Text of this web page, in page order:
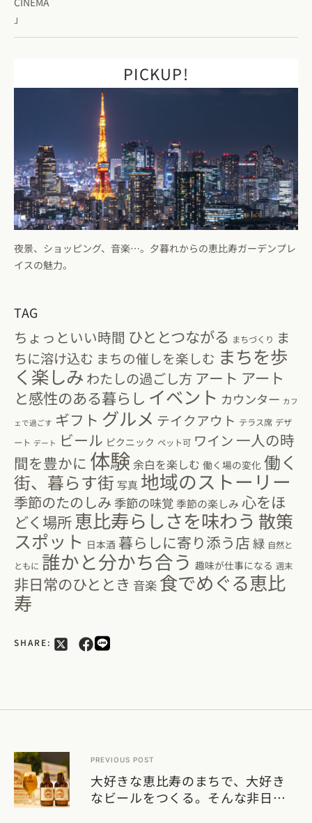
PICKUP!
夜景、ショッピング、音楽…。夕暮れからの恵比寿ガーデンプレ
イスの魅力。
TAG
ちょっといい時間 ひととつながる まちづくり ま
ちに溶け込む まちの催しを楽しむ まちを歩
く楽しみ わたしの過ごし方 アート アート
と感性のある暮らし イベント カウンター カフ
ェで過ごす ギフト グルメ テイクアウト テラス席 デザ
ート デート ビール ピクニック ペット可 ワイン 一人の時
間を豊かに 体験 余白を楽しむ 働く場の変化 働く
街、暮らす街 写真 地域のストーリー
季節のたのしみ 季節の味覚季節の楽しみ 心をほ
どく場所恵比寿らしさを味わう 散策
スポット 日本酒 暮らしに寄り添う店 緑 自然と
ともに 誰かと分かち合う 趣味が仕事になる 週末
非日常のひととき 音楽 食でめぐる恵比
寿
SHARE:
PREVIOUS POST
大好きな恵比寿のまちで、大好き
なビールをつくる。そんな非日常